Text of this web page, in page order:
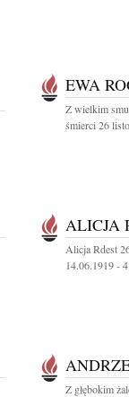
EWA
Z wielkim
śmierci 26
ALICJA
Alicja Rdest
14.06.1919 -
Z głębokim